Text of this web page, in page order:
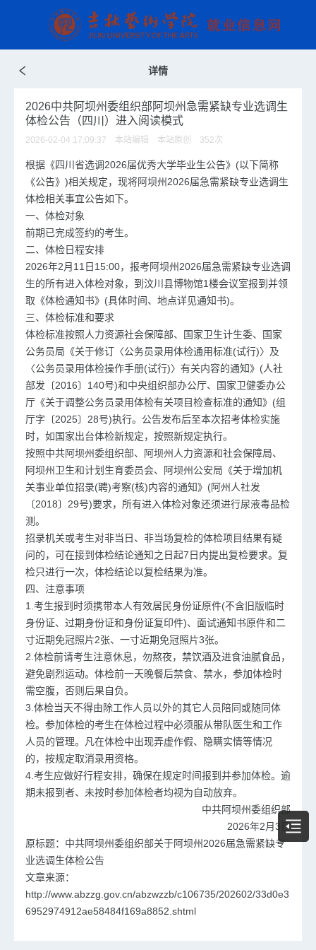
详情
2026中共阿坝州委组织部阿坝州急需紧缺专业选调生
体检公告（四川）进入阅读模式
2026-02-04 17:09:37 本站编辑 本站原创 352次
根据《四川省选调2026届优秀大学毕业生公告》(以下简称
《公告》)相关规定，现将阿坝州2026届急需紧缺专业选调生
体检相关事宜公告如下。
一、体检对象
前期已完成签约的考生。
二、体检日程安排
2026年2月11日15:00，报考阿坝州2026届急需紧缺专业选调
生的所有进入体检对象，到汶川县博物馆1楼会议室报到并领
取《体检通知书》(具体时间、地点详见通知书)。
三、体检标准和要求
体检标准按照人力资源社会保障部、国家卫生计生委、国家
公务员局《关于修订〈公务员录用体检通用标准(试行)〉及
〈公务员录用体检操作手册(试行)〉有关内容的通知》(人社
部发〔2016〕140号)和中央组织部办公厅、国家卫健委办公
厅《关于调整公务员录用体检有关项目检查标准的通知》(组
厅字〔2025〕28号)执行。公告发布后至本次招考体检实施
时，如国家出台体检新规定，按照新规定执行。
按照中共阿坝州委组织部、阿坝州人力资源和社会保障局、
阿坝州卫生和计划生育委员会、阿坝州公安局《关于增加机
关事业单位招录(聘)考察(核)内容的通知》(阿州人社发
〔2018〕29号)要求，所有进入体检对象还须进行尿液毒品检
测。
招录机关或考生对非当日、非当场复检的体检项目结果有疑
问的，可在接到体检结论通知之日起7日内提出复检要求。复
检只进行一次，体检结论以复检结果为准。
四、注意事项
1.考生报到时须携带本人有效居民身份证原件(不含旧版临时
身份证、过期身份证和身份证复印件)、面试通知书原件和二
寸近期免冠照片2张、一寸近期免冠照片3张。
2.体检前请考生注意休息，勿熬夜，禁饮酒及进食油腻食品，
避免剧烈运动。体检前一天晚餐后禁食、禁水，参加体检时
需空腹，否则后果自负。
3.体检当天不得由除工作人员以外的其它人员陪同或随同体
检。参加体检的考生在体检过程中必须服从带队医生和工作
人员的管理。凡在体检中出现弄虚作假、隐瞒实情等情况
的，按规定取消录用资格。
4.考生应做好行程安排，确保在规定时间报到并参加体检。逾
期未报到者、未按时参加体检者均视为自动放弃。
中共阿坝州委组织部
2026年2月3日
原标题：中共阿坝州委组织部关于阿坝州2026届急需紧缺专
业选调生体检公告
文章来源：
http://www.abzzg.gov.cn/abzwzzb/c106735/202602/33d0e3
6952974912ae58484f169a8852.shtml